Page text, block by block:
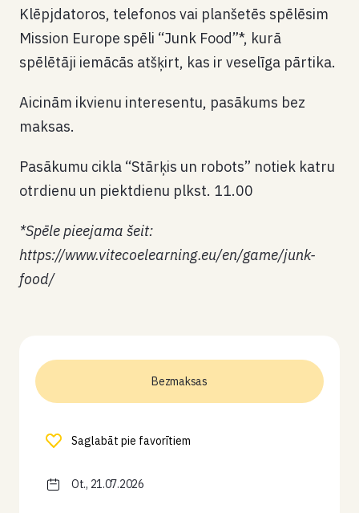
Klēpjdatoros, telefonos vai planšetēs spēlēsim
Mission Europe spēli “Junk Food”*, kurā
spēlētāji iemācās atšķirt, kas ir veselīga pārtika.
Aicinām ikvienu interesentu, pasākums bez
maksas.
Pasākumu cikla “Stārķis un robots” notiek katru
otrdienu un piektdienu plkst. 11.00
*Spēle pieejama šeit:
https://www.vitecoelearning.eu/en/game/junk-
food/
Bezmaksas
Saglabāt pie favorītiem
Ot., 21.07.2026